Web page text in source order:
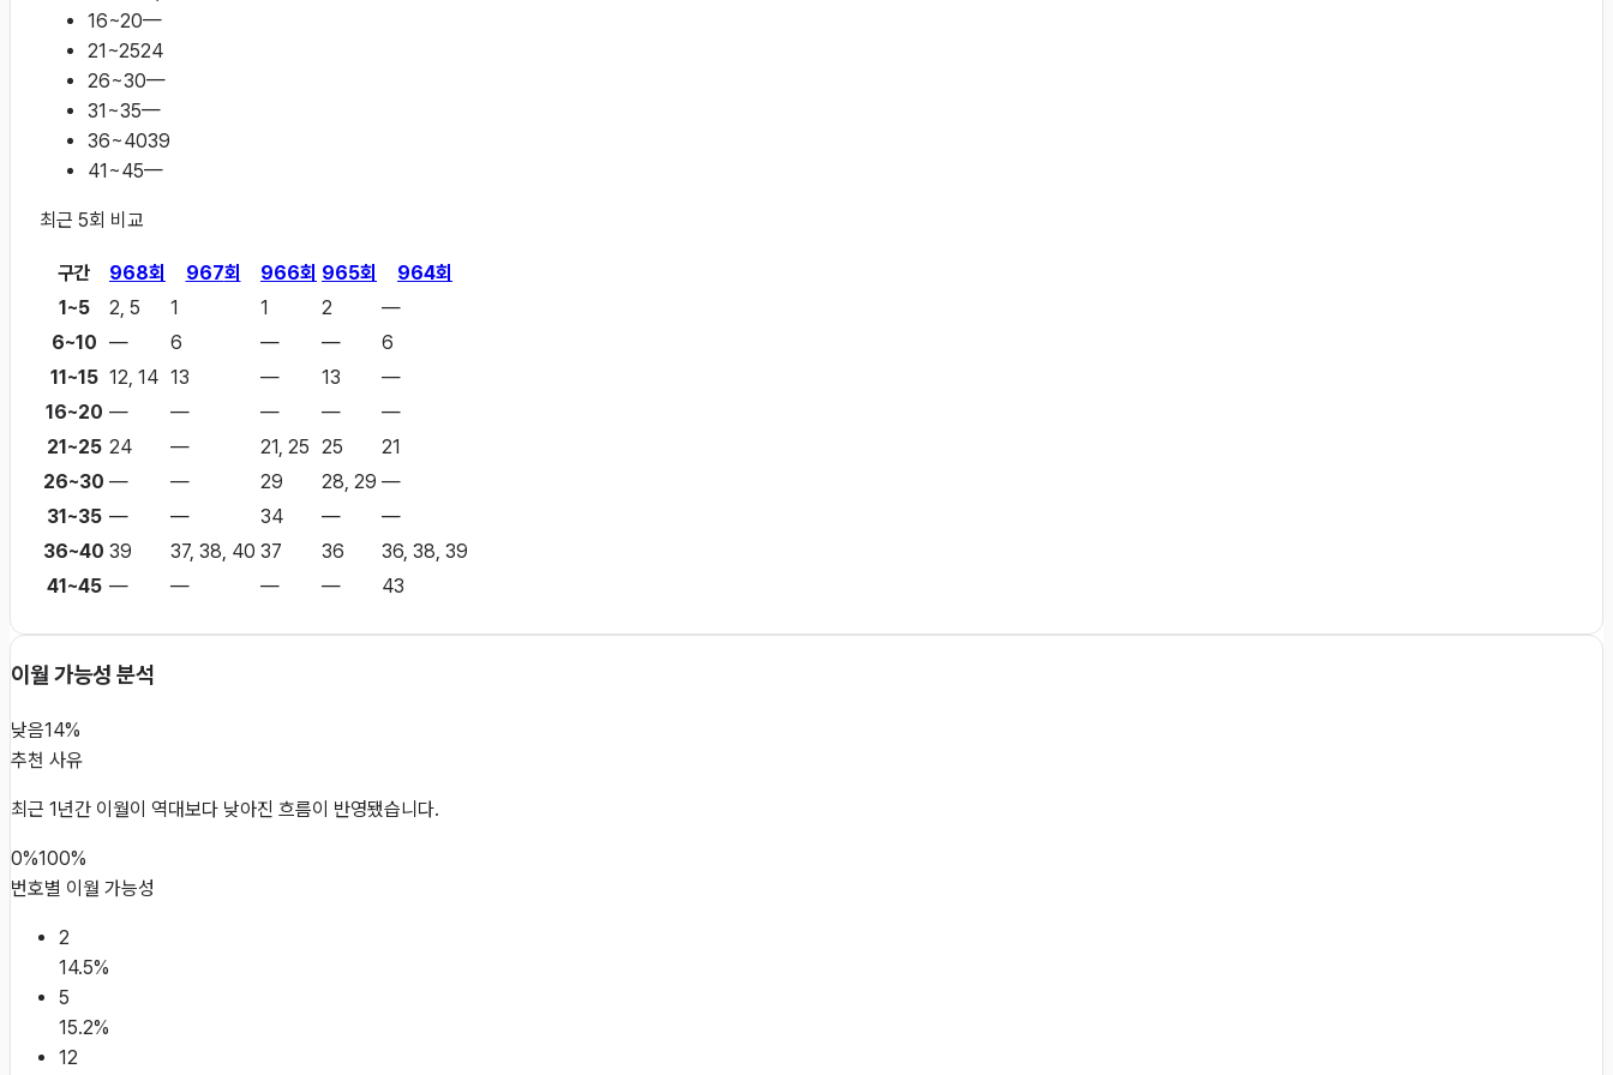
16~20—
21~2524
26~30—
31~35—
36~4039
41~45—
최근 5회 비교
구간 968회 967회 966회 965회 964회
1~5
2, 5 1 1 2
—
6~10 — 6 — —
6
11~15 12, 14 13 — 13
—
16~20 — — — —
—
21~25 24 — 21, 25 25
21
26~30 — — 29 28, 29 —
31~35 — — 34 —
—
36~40 39 37, 38, 40 37 36
36, 38, 39
41~45 — — — — 43
이월 가능성 분석
낮음14%
추천 사유
최근 1년간 이월이 역대보다 낮아진 흐름이 반영됐습니다.
0%100%
번호별 이월 가능성
2
14.5%
5
15.2%
12